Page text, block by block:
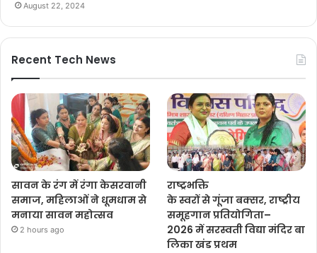
August 22, 2024
Recent Tech News
सावन के रंग में रंगा केसरवानी
समाज, महिलाओं ने धूमधाम से
मनाया सावन महोत्सव
2 hours ago
राष्ट्रभक्ति
के स्वरों से गूंजा बक्सर, राष्ट्रीय
समूहगान प्रतियोगिता–
2026 में सरस्वती विद्या मंदिर बा
लिका खंड प्रथम